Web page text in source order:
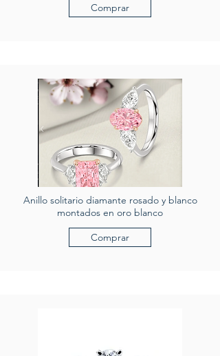
Comprar
Anillo solitario diamante rosado y blanco
montados en oro blanco
Comprar